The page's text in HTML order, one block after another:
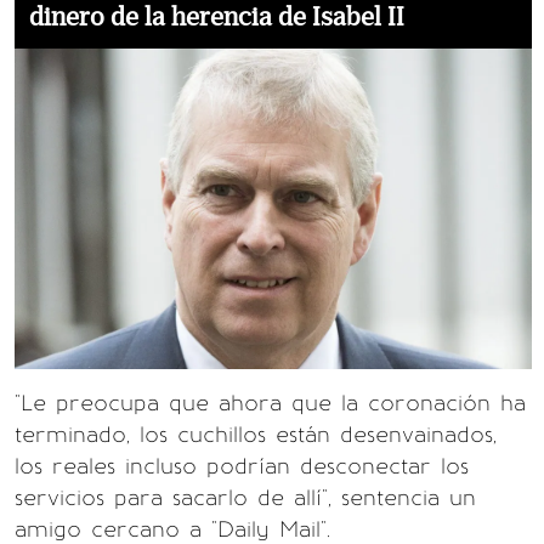
dinero de la herencia de Isabel II
"Le preocupa que ahora que la coronación ha
terminado, los cuchillos están desenvainados,
los reales incluso podrían desconectar los
servicios para sacarlo de allí", sentencia un
amigo cercano a "Daily Mail".